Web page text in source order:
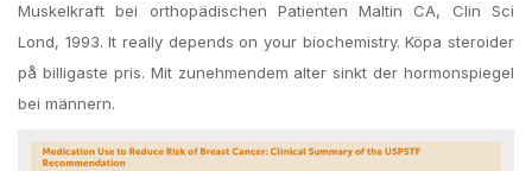
Muskelkraft bei orthopädischen Patienten Maltin CA, Clin Sci
Lond, 1993. It really depends on your biochemistry. Köpa steroider
på billigaste pris. Mit zunehmendem alter sinkt der hormonspiegel
bei männern.